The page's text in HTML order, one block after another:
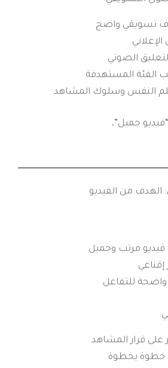
واضح
الصوتي
المستهدفة
النفس وسلوك المشاهد
جميل”،
من الفيديو
مرتب وجميل
للتفاعل
قرار المشاهد
بخطوة